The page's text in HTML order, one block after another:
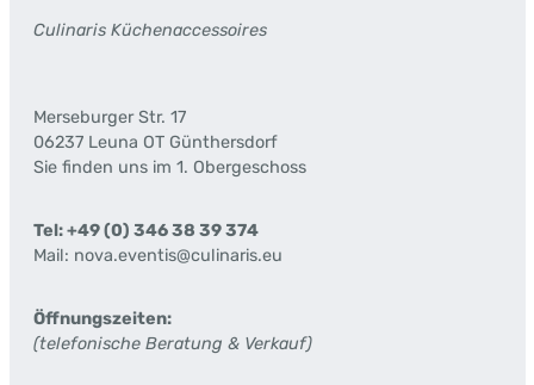
Culinaris Küchenaccessoires
Merseburger Str. 17
06237 Leuna OT Günthersdorf
Sie finden uns im 1. Obergeschoss
Tel: +49 (0) 346 38 39 374
Mail: nova.eventis@culinaris.eu
Öffnungszeiten:
(telefonische Beratung & Verkauf)